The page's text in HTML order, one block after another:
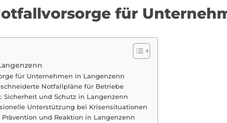
für
für Unternehmen in Langenzenn
Notfallpläne für Betriebe
Sicherheit und Schutz in Langenzenn
Unterstützung bei Krisensituationen
und Reaktion in Langenzenn